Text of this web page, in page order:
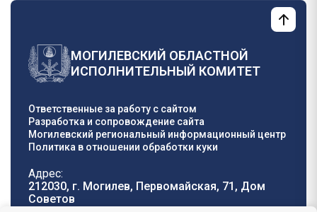
МОГИЛЕВСКИЙ ОБЛАСТНОЙ
ИСПОЛНИТЕЛЬНЫЙ КОМИТЕТ
Ответственные за работу с сайтом
Разработка и сопровождение сайта
Могилевский региональный информационный центр
Политика в отношении обработки куки
Адрес:
212030, г. Могилев, Первомайская, 71, Дом
Cоветов